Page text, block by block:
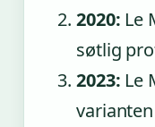
2020: Le
søtlig
2023: Le